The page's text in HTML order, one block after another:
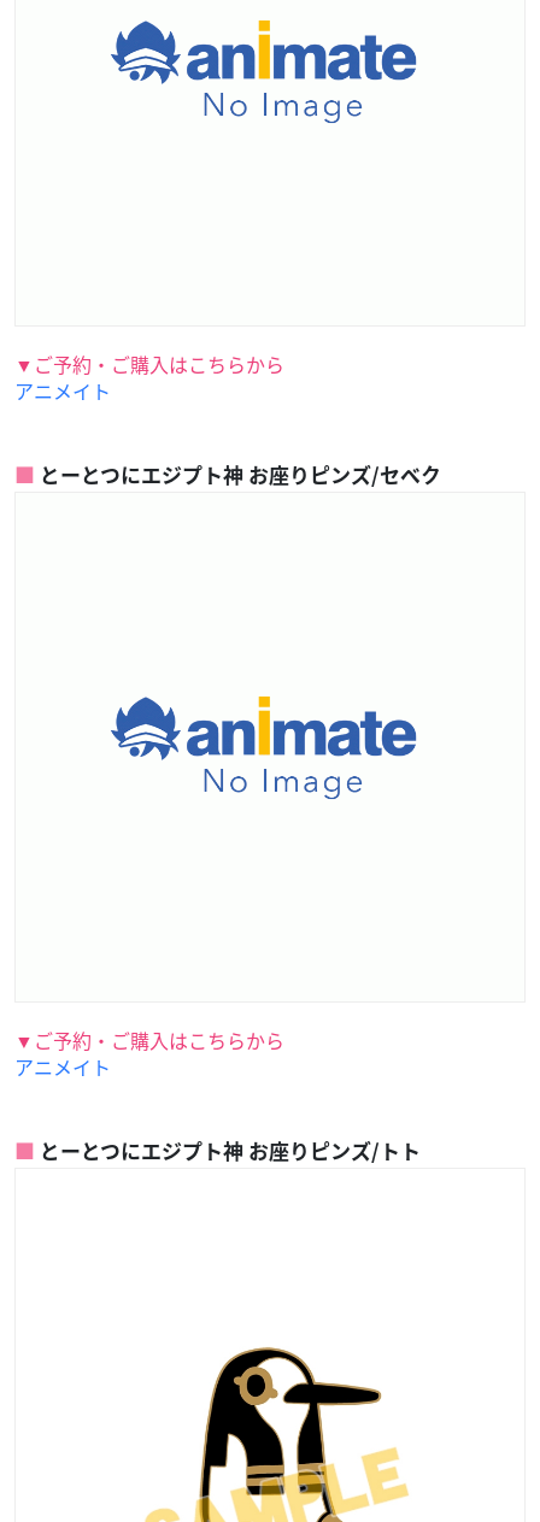
▼ご予約・ご購入はこちらから
アニメイト
とーとつにエジプト神 お座りピンズ/セベク
▼ご予約・ご購入はこちらから
アニメイト
とーとつにエジプト神 お座りピンズ/トト